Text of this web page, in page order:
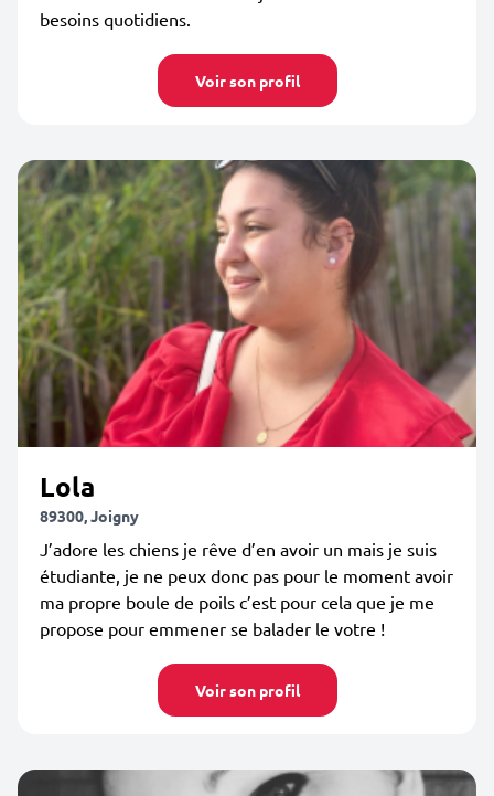
besoins quotidiens.
Voir son profil
Lola
89300, Joigny
J’adore les chiens je rêve d’en avoir un mais je suis
étudiante, je ne peux donc pas pour le moment avoir
ma propre boule de poils c’est pour cela que je me
propose pour emmener se balader le votre !
Voir son profil